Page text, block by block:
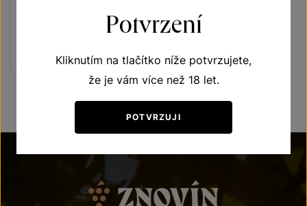
pozdní sběr 2024
190Kč
Potvrzení
Kliknutím na tlačítko níže potvrzujete,
že je vám více než 18 let.
POTVRZUJI